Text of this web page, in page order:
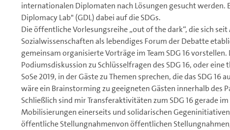
internationalen Diplomaten nach Lösungen gesucht werden.
Diplomacy Lab" (GDL) dabei auf die SDGs.
Die öffentliche Vorlesungsreihe „out of the dark“, die sich
Sozialwissenschaften als lebendiges Forum der Debatte
gemeinsam organisierte Vorträge im Team SDG 16
Podiumsdiskussion zu Schlüsselfragen des SDG 16, oder
SoSe 2019, in der Gäste zu Themen sprechen, die das SDG
wäre ein Brainstorming zu geeigneten Gästen innerhalb des
Schließlich sind mir Transferaktivitäten zum SDG 16 gerade
Mobilisierungen einerseits und solidarischen
öffentliche Stellungnahmenvon öffentlichen